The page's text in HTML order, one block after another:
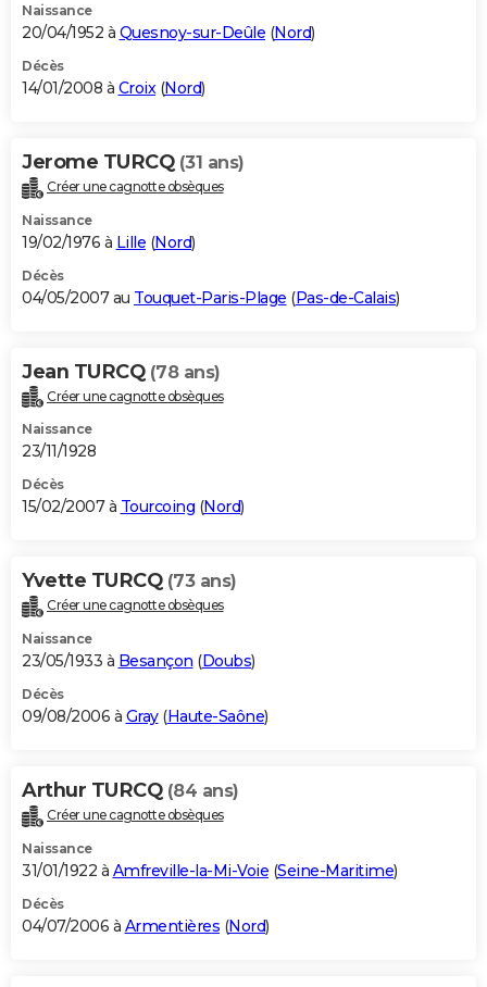
Naissance
20/04/1952 à Quesnoy-sur-Deûle (Nord)
Décès
14/01/2008 à Croix(Nord)
Jerome TURCQ (31 ans)
Créer une cagnotte obsèques
Naissance
19/02/1976 à Lille (Nord)
Décès
04/05/2007 au Touquet-Paris-Plage (Pas-de-Calais)
Jean TURCQ (78 ans)
Créer une cagnotte obsèques
Naissance
23/11/1928
Décès
15/02/2007 à Tourcoing (Nord)
Yvette TURCQ (73 ans)
Créer une cagnotte obsèques
Naissance
23/05/1933 à Besançon (Doubs)
Décès
09/08/2006 à Gray(Haute-Saône)
Arthur TURCQ (84 ans)
Créer une cagnotte obsèques
Naissance
31/01/1922 à Amfreville-la-Mi-Voie (Seine-Maritime)
Décès
04/07/2006 à Armentières (Nord)